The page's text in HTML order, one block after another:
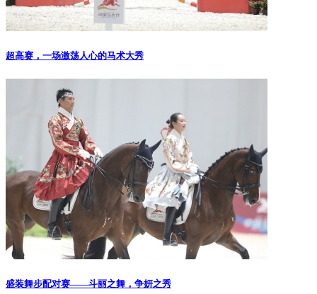
超高赛，一场激荡人心的马术大秀
盛装舞步配对赛——斗丽之舞，争妍之秀